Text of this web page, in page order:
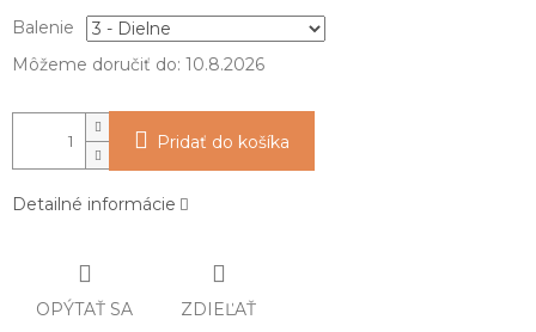
Balenie
Môžeme doručiť do: 10.8.2026
Pridať do košíka
Detailné informácie
OPÝTAŤ SA ZDIEĽAŤ